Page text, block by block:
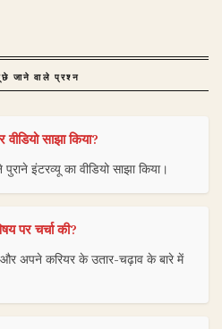
जाने वाले प्रश्न
साझा किया?
इंटरव्यू का वीडियो साझा किया।
पर चर्चा की?
और अपने करियर के उतार-चढ़ाव के बारे में